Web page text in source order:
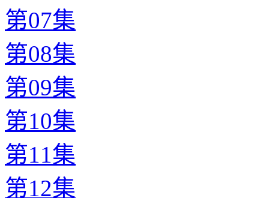
第07集
第08集
第09集
第10集
第11集
第12集